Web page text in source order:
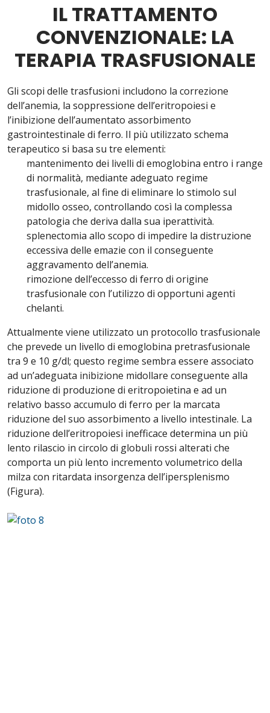
IL TRATTAMENTO
CONVENZIONALE: LA
TERAPIA TRASFUSIONALE
Gli scopi delle trasfusioni includono la correzione
dell’anemia, la soppressione dell’eritropoiesi e
l’inibizione dell’aumentato assorbimento
gastrointestinale di ferro. Il più utilizzato schema
terapeutico si basa su tre elementi:
mantenimento dei livelli di emoglobina entro i range
di normalità, mediante adeguato regime
trasfusionale, al fine di eliminare lo stimolo sul
midollo osseo, controllando così la complessa
patologia che deriva dalla sua iperattività.
splenectomia allo scopo di impedire la distruzione
eccessiva delle emazie con il conseguente
aggravamento dell’anemia.
rimozione dell’eccesso di ferro di origine
trasfusionale con l’utilizzo di opportuni agenti
chelanti.
Attualmente viene utilizzato un protocollo trasfusionale
che prevede un livello di emoglobina pretrasfusionale
tra 9 e 10 g/dl; questo regime sembra essere associato
ad un’adeguata inibizione midollare conseguente alla
riduzione di produzione di eritropoietina e ad un
relativo basso accumulo di ferro per la marcata
riduzione del suo assorbimento a livello intestinale. La
riduzione dell’eritropoiesi inefficace determina un più
lento rilascio in circolo di globuli rossi alterati che
comporta un più lento incremento volumetrico della
milza con ritardata insorgenza dell’ipersplenismo
(Figura).